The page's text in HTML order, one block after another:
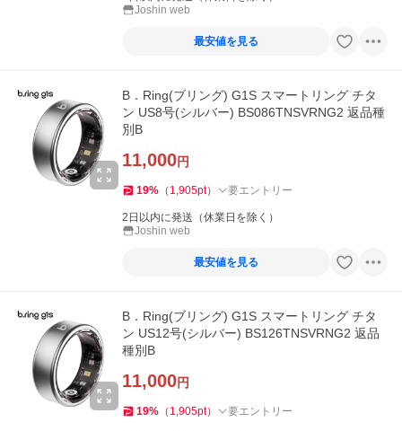
Joshin web
最安値を見る
B．Ring(ブリング) G1S スマートリング チタ
ン US8号(シルバー) BS086TNSVRNG2 返品種
別B
11,000円
19% （ 1,905pt） 要エントリー
2日以内に発送（休業日を除く）
Joshin web
最安値を見る
B．Ring(ブリング) G1S スマートリング チタ
ン US12号(シルバー) BS126TNSVRNG2 返品
種別B
11,000円
19% （ 1,905pt） 要エントリー